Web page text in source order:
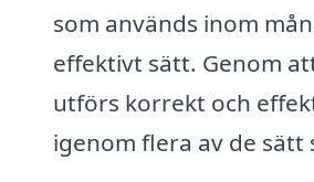
som används inom
effektivt sätt. Genom
utförs korrekt och
igenom flera av de sätt